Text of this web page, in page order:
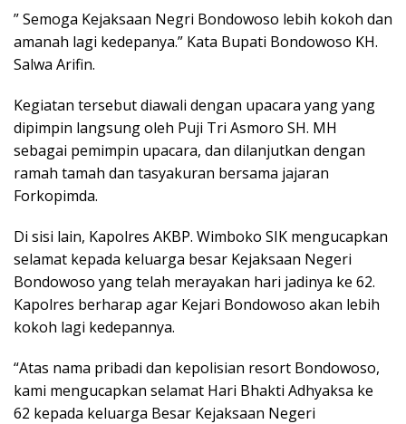
” Semoga Kejaksaan Negri Bondowoso lebih kokoh dan
amanah lagi kedepanya.” Kata Bupati Bondowoso KH.
Salwa Arifin.
Kegiatan tersebut diawali dengan upacara yang yang
dipimpin langsung oleh Puji Tri Asmoro SH. MH
sebagai pemimpin upacara, dan dilanjutkan dengan
ramah tamah dan tasyakuran bersama jajaran
Forkopimda.
Di sisi lain, Kapolres AKBP. Wimboko SIK mengucapkan
selamat kepada keluarga besar Kejaksaan Negeri
Bondowoso yang telah merayakan hari jadinya ke 62.
Kapolres berharap agar Kejari Bondowoso akan lebih
kokoh lagi kedepannya.
“Atas nama pribadi dan kepolisian resort Bondowoso,
kami mengucapkan selamat Hari Bhakti Adhyaksa ke
62 kepada keluarga Besar Kejaksaan Negeri